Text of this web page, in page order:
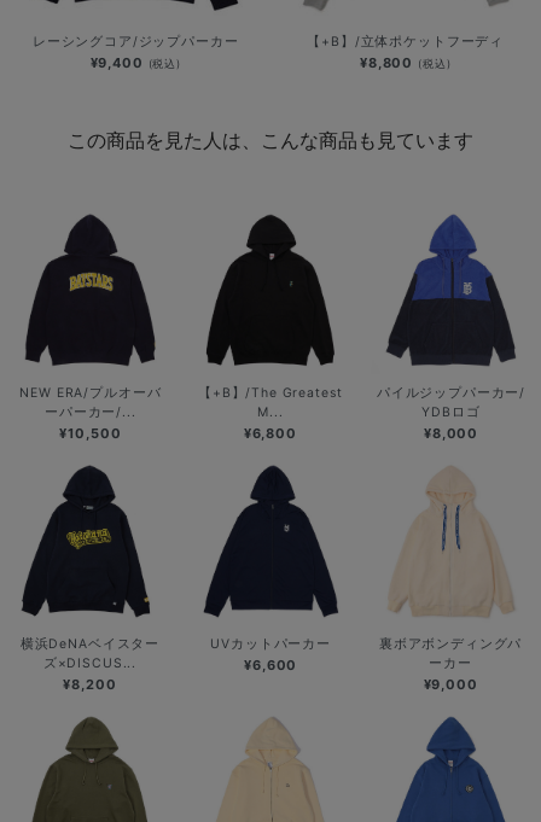
レーシングコア/ジップパーカー
¥9,400 (税込)
【+B】/立体ポケットフーディ
¥8,800 (税込)
この商品を見た人は、こんな商品も見ています
NEW ERA/プルオーバ
ーパーカー/...
¥10,500
【+B】/The Greatest
M...
¥6,800
パイルジップパーカー/
YDBロゴ
¥8,000
横浜DeNAベイスター
ズ×DISCUS...
¥8,200
UVカットパーカー
¥6,600
裏ボアボンディングパ
ーカー
¥9,000